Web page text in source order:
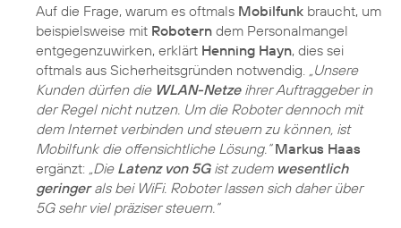
Auf die Frage, warum es oftmals Mobilfunk braucht, um
beispielsweise mit Robotern dem Personalmangel
entgegenzuwirken, erklärt Henning Hayn, dies sei
oftmals aus Sicherheitsgründen notwendig.
„Unsere
Kunden dürfen die WLAN-Netzeihrer Auftraggeber in
der Regel nicht nutzen. Um die Roboter dennoch mit
dem Internet verbinden und steuern zu können, ist
Mobilfunk die offensichtliche Lösung.“ Markus Haas
ergänzt: „Die Latenz von 5Gist zudem wesentlich
geringerals bei WiFi. Roboter lassen sich daher über
5G sehr viel präziser steuern.“